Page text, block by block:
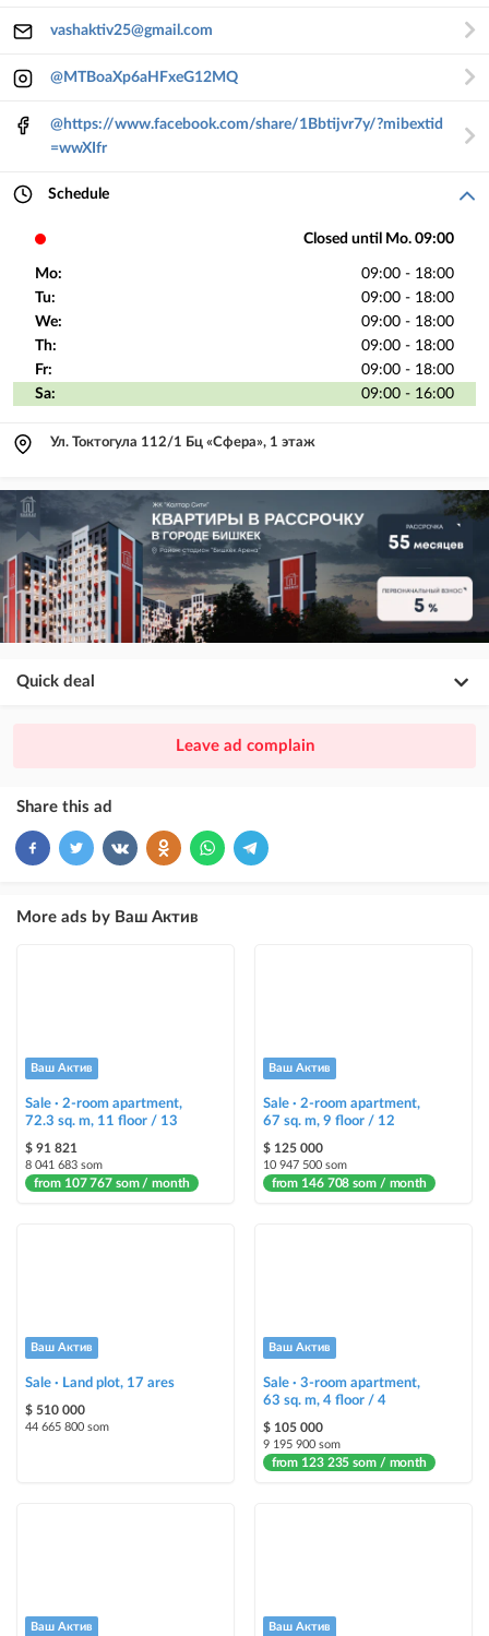
vashaktiv25@gmail.com
@MTBoaXp6aHFxeG12MQ
@https://www.facebook.com/share/1Bbtijvr7y/?mibextid
=wwXIfr
Schedule
Closed until Mo. 09:00
Mo:
09:00 - 18:00
Tu:
09:00 - 18:00
We:
09:00 - 18:00
Th:
09:00 - 18:00
Fr:
09:00 - 18:00
Sa:
09:00 - 16:00
Ул. Токтогула 112/1 Бц «Сфера», 1 этаж
Quick deal
ad placement above VIP + paid promotion on Instagram
VIP
ad placement above free ads
+ paid promotion on Instagram
Highlight with color
Auto UP
Stickers
and help sell it faster
Leave ad complain
Share this ad
More ads by Ваш Актив
Ваш Актив
Sale · 2-room apartment,
72.3 sq. m, 11 floor / 13
$ 91 821
8 041 683 som
from 107 767 som / month
Ваш Актив
Sale · 2-room apartment,
67 sq. m, 9 floor / 12
$ 125 000
10 947 500 som
from 146 708 som / month
Ваш Актив
Sale · Land plot, 17 ares
$ 510 000
44 665 800 som
Ваш Актив
Sale · 3-room apartment,
63 sq. m, 4 floor / 4
$ 105 000
9 195 900 som
from 123 235 som / month
Ваш Актив Ваш Актив